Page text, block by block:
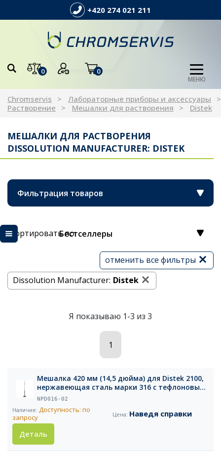
+420 274 021 211
0 0
МЕНЮ
Chromservis
Лабораторные приборы и аксессуары
Растворение
Мешалки для растворения Distek
МЕШАЛКИ ДЛЯ РАСТВОРЕНИЯ
DISSOLUTION MANUFACTURER: DISTEK
Фильтрация товаров
Сортировать по:Бестселлеры
отменить все фильтры
Dissolution Manufacturer: Distek
Я показываю 1-3 из 3
1
Мешалка 420 мм (14,5 дюйма) для Distek 2100,
нержавеющая сталь марки 316 с тефлоновым
покрытием, с серийным номером
NPD016-02
Доступность: по
запросу
Наведя справки
Деталь